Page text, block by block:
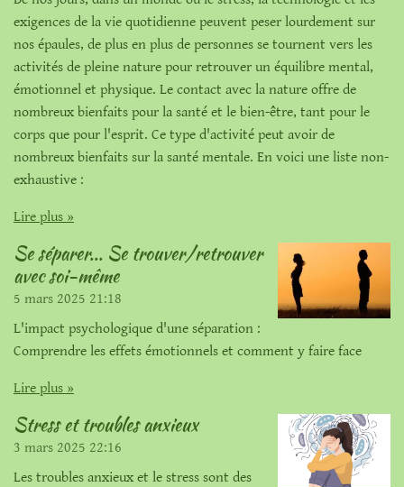
exigences de la vie quotidienne peuvent peser lourdement sur
nos épaules, de plus en plus de personnes se tournent vers les
activités de pleine nature pour retrouver un équilibre mental,
émotionnel et physique. Le contact avec la nature offre de
nombreux bienfaits pour la santé et le bien-être, tant pour le
corps que pour l'esprit. Ce type d'activité peut avoir de
nombreux bienfaits sur la santé mentale. En voici une liste non-
exhaustive :
Lire plus »
Se séparer... Se trouver/retrouver
avec soi-même
5 mars 2025 21:18
L'impact psychologique d'une séparation :
Comprendre les effets émotionnels et comment y faire face
Lire plus »
Stress et troubles anxieux
3 mars 2025 22:16
Les troubles anxieux et le stress sont des